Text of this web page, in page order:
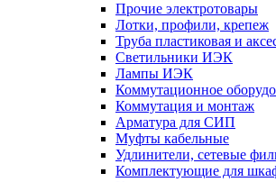
Прочие электротовары
Лотки, профили, крепеж
Труба пластиковая и
Светильники ИЭК
Лампы ИЭК
Коммутационное
Коммутация и монтаж
Арматура для СИП
Муфты кабельные
Удлинители, сетевые
Комплектующие для